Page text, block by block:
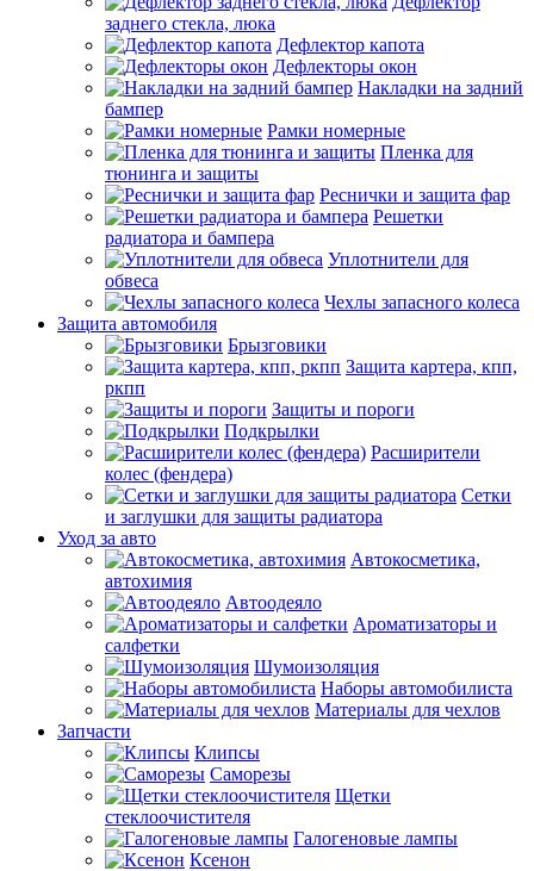
заднего стекла, люка
Дефлектор капота
Дефлекторы окон
Накладки на задний
бампер
Рамки номерные
Пленка для
тюнинга и защиты
Реснички и защита фар
Решетки
радиатора и бампера
Уплотнители для
обвеса
Чехлы запасного колеса
Защита автомобиля
Брызговики
Защита картера, кпп,
ркпп
Защиты и пороги
Подкрылки
Расширители
колес (фендера)
Сетки
и заглушки для защиты радиатора
Уход за авто
Автокосметика,
автохимия
Автоодеяло
Ароматизаторы и
салфетки
Шумоизоляция
Наборы автомобилиста
Материалы для чехлов
Запчасти
Клипсы
Саморезы
Щетки
стеклоочистителя
Галогеновые лампы
Ксенон